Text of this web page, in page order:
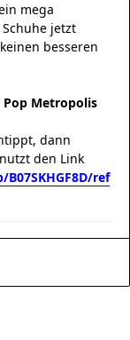
mega
jetzt
besseren
Pop Metropolis
dann
den Link
ref